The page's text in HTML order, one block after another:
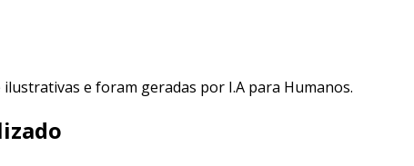
e foram geradas por I.A para Humanos.